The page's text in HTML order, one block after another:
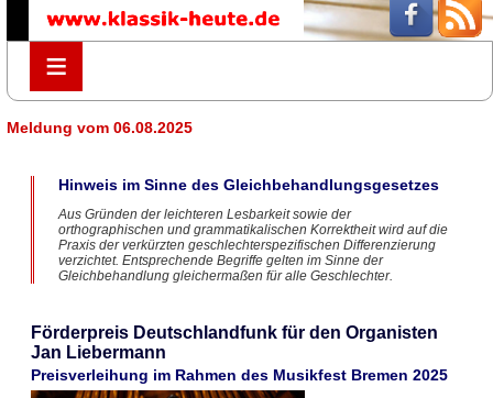
≡
≡
Meldung vom 06.08.2025
Hinweis im Sinne des Gleichbehandlungsgesetzes
Aus Gründen der leichteren Lesbarkeit sowie der
orthographischen und grammatikalischen Korrektheit wird auf die
Praxis der verkürzten geschlechterspezifischen Differenzierung
verzichtet. Entsprechende Begriffe gelten im Sinne der
Gleichbehandlung gleichermaßen für alle Geschlechter.
Förderpreis Deutschlandfunk für den Organisten
Jan Liebermann
Preisverleihung im Rahmen des Musikfest Bremen 2025